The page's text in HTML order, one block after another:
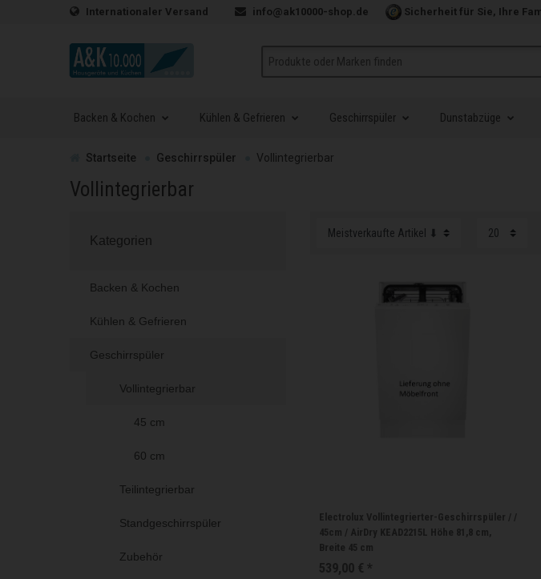
Zum Inhalt springen
Internationaler Versand info@ak10000-shop.de Sicherheit für Sie, Ihre
Suche
Backen & Kochen Kühlen & Gefrieren Geschirrspüler Dunstabzüge
Zur
Startseite Geschirrspüler Vollintegrierbar
Vollintegrierbar
Kategorien
Backen & Kochen
Kühlen & Gefrieren
Geschirrspüler
Vollintegrierbar
45 cm
60 cm
Teilintegrierbar
Standgeschirrspüler
Zubehör
Electrolux Vollintegrierter-Geschirrspüler / /
45cm / AirDry KEAD2215L Höhe 81,8 cm,
Breite 45 cm
539,00 € *